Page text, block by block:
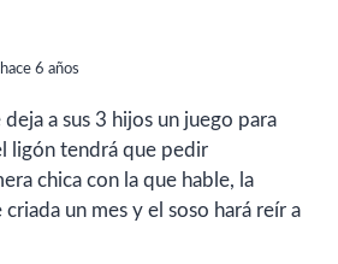
6 años
a sus 3 hijos un juego para
ligón tendrá que pedir
chica con la que hable, la
un mes y el soso hará reír a